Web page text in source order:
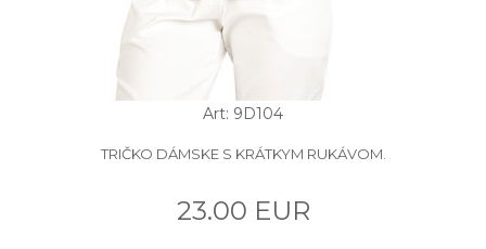
Art: 9D104
TRIČKO DÁMSKE S KRÁTKYM RUKÁVOM.
23.00 EUR